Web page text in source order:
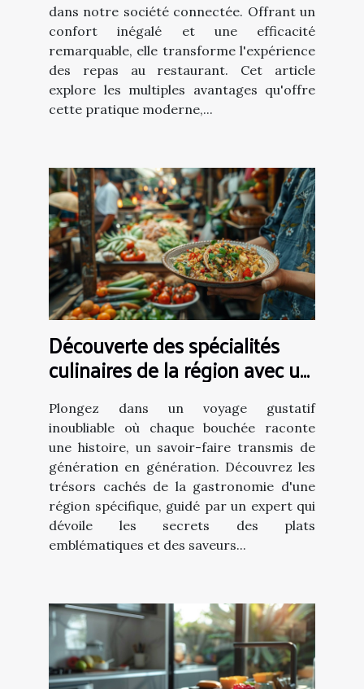
dans notre société connectée. Offrant un
confort inégalé et une efficacité
remarquable, elle transforme l'expérience
des repas au restaurant. Cet article
explore les multiples avantages qu'offre
cette pratique moderne,...
Découverte des spécialités
culinaires de la région avec un
expert en gastronomie
Plongez dans un voyage gustatif
inoubliable où chaque bouchée raconte
une histoire, un savoir-faire transmis de
génération en génération. Découvrez les
trésors cachés de la gastronomie d'une
région spécifique, guidé par un expert qui
dévoile les secrets des plats
emblématiques et des saveurs...